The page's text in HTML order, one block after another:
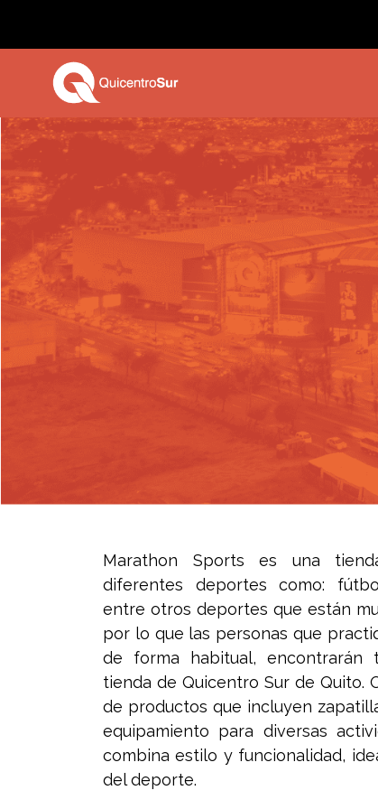
Marathon Sports es una
diferentes deportes como:
entre otros deportes que están
por lo que las personas que
de forma habitual,
tienda de Quicentro Sur de Quito.
de productos que incluyen
equipamiento para diversas
combina estilo y funcionalidad,
del deporte.